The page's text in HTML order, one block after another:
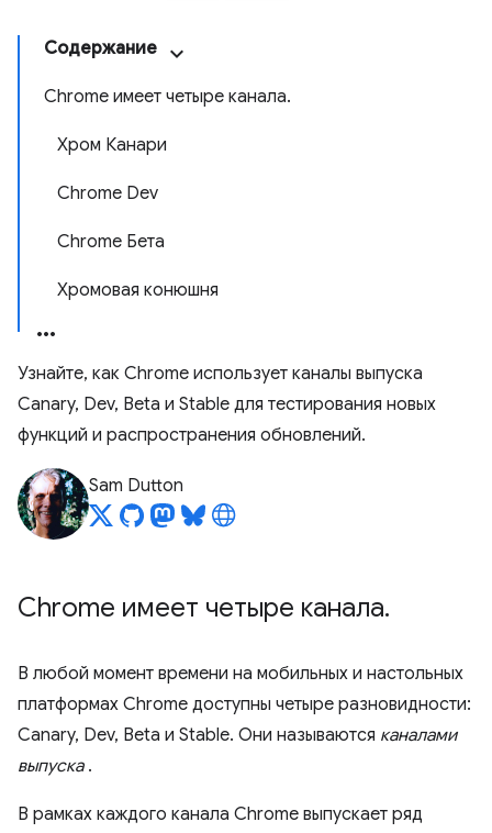
Содержание
Chrome имеет четыре канала.
Хром Канари
Chrome Dev
Chrome Бета
Хромовая конюшня
Узнайте, как Chrome использует каналы выпуска
Canary, Dev, Beta и Stable для тестирования новых
функций и распространения обновлений.
Sam Dutton
Chrome имеет четыре канала.
В любой момент времени на мобильных и настольных
платформах Chrome доступны четыре разновидности:
Canary, Dev, Beta и Stable. Они называются каналами
выпуска.
В рамках каждого канала Chrome выпускает ряд